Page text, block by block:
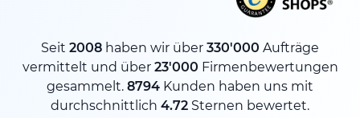
Seit 2008 haben wir über 330'000 Aufträge
vermittelt und über 23'000 Firmenbewertungen
gesammelt. 8794 Kunden haben uns mit
durchschnittlich 4.72 Sternen bewertet.